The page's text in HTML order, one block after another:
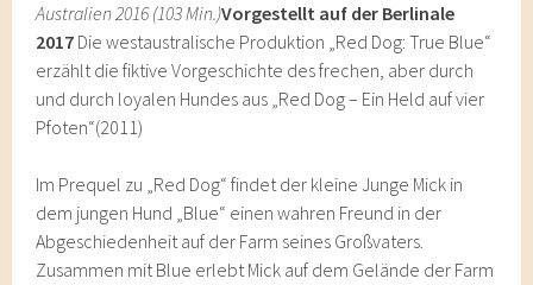
Australien 2016 (103 Min.)Vorgestellt auf der Berlinale
2017 Die westaustralische Produktion „Red Dog: True Blue“
erzählt die fiktive Vorgeschichte des frechen, aber durch
und durch loyalen Hundes aus „Red Dog – Ein Held auf vier
Pfoten“(2011)
Im Prequel zu „Red Dog“ findet der kleine Junge Mick in
dem jungen Hund „Blue“ einen wahren Freund in der
Abgeschiedenheit auf der Farm seines Großvaters.
Zusammen mit Blue erlebt Mick auf dem Gelände der Farm